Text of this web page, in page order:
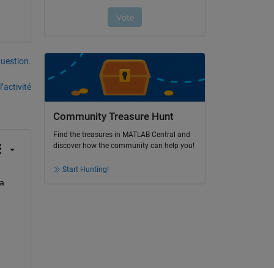
Community Treasure Hunt
Find the treasures in MATLAB Central and
discover how the community can help you!
Start Hunting!